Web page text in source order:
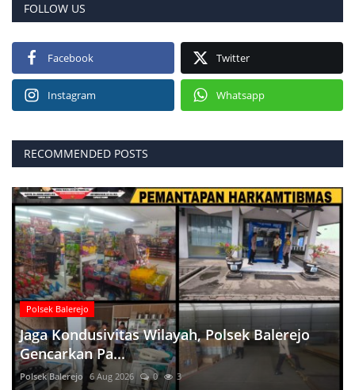
FOLLOW US
Facebook Twitter
Instagram Whatsapp
RECOMMENDED POSTS
Polsek Balerejo
Jaga Kondusivitas Wilayah, Polsek Balerejo
Gencarkan Pa...
Polsek Balerejo 6 Aug 2026 0 3